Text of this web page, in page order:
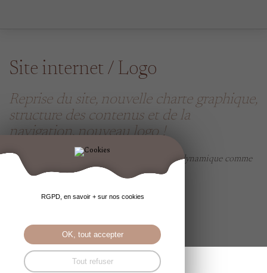
Site internet / Logo
Reprise du site, nouvelle charte graphique,
structure des contenus et de la
navigation, nouveau logo !
C'est un plaisir de travailler avec une équipe dynamique comme
celle de l'établissement Jacques Cartier !
lyceejacquescartier.fr
RGPD, en savoir + sur nos cookies
OK, tout accepter
Tout refuser